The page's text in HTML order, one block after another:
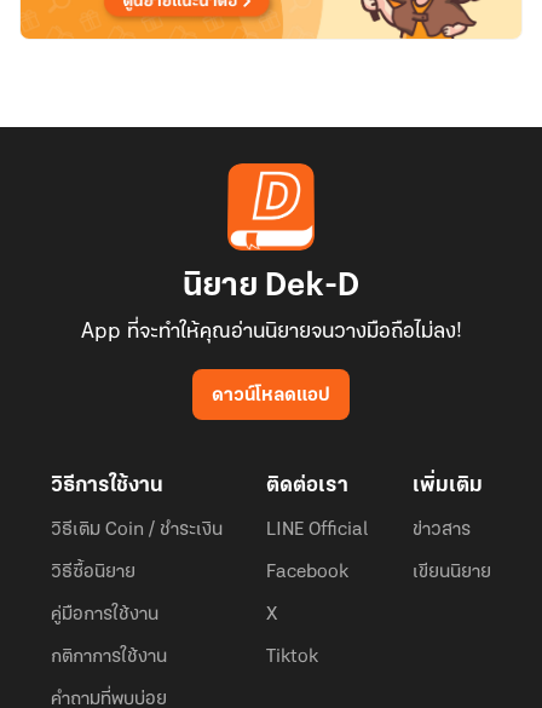
นิยาย Dek-D
App ที่จะทำให้คุณอ่านนิยายจนวางมือถือไม่ลง!
ดาวน์โหลดแอป
วิธีการใช้งาน
วิธีเติม Coin / ชำระเงิน
วิธีซื้อนิยาย
คู่มือการใช้งาน
กติกาการใช้งาน
คำถามที่พบบ่อย
ติดต่อเรา
LINE Official
Facebook
X
Tiktok
เพิ่มเติม
ข่าวสาร
เขียนนิยาย